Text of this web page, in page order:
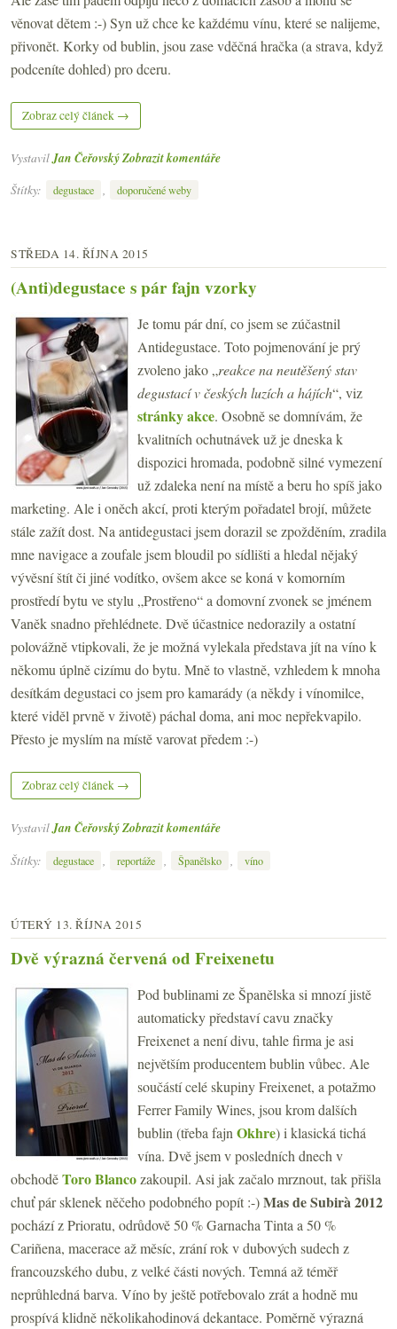
věnovat dětem :-) Syn už chce ke každému vínu, které se nalijeme,
přivonět. Korky od bublin, jsou zase vděčná hračka (a strava, když
podceníte dohled) pro dceru.
Zobraz celý článek →
Vystavil Jan ČeřovskýZobrazit komentáře
Štítky:
degustace , doporučené weby
STŘEDA 14. ŘÍJNA 2015
(Anti)degustace s pár fajn vzorky
Je tomu pár dní, co jsem se zúčastnil
Antidegustace. Toto pojmenování je prý
zvoleno jako „reakce na neutěšený stav
degustací v českých luzích a hájích“, viz
stránky akce. Osobně se domnívám, že
kvalitních ochutnávek už je dneska k
dispozici hromada, podobně silné vymezení
už zdaleka není na místě a beru ho spíš jako
marketing. Ale i oněch akcí, proti kterým pořadatel brojí, můžete
stále zažít dost. Na antidegustaci jsem dorazil se zpožděním, zradila
mne navigace a zoufale jsem bloudil po sídlišti a hledal nějaký
vývěsní štít či jiné vodítko, ovšem akce se koná v komorním
prostředí bytu ve stylu „Prostřeno“ a domovní zvonek se jménem
Vaněk snadno přehlédnete. Dvě účastnice nedorazily a ostatní
polovážně vtipkovali, že je možná vylekala představa jít na víno k
někomu úplně cizímu do bytu. Mně to vlastně, vzhledem k mnoha
desítkám degustaci co jsem pro kamarády (a někdy i vínomilce,
které viděl prvně v životě) páchal doma, ani moc nepřekvapilo.
Přesto je myslím na místě varovat předem :-)
Zobraz celý článek →
VystavilJan ČeřovskýZobrazit komentáře
Štítky:
degustace reportáže Španělsko víno
ÚTERÝ 13. ŘÍJNA 2015
Dvě výrazná červená od Freixenetu
Pod bublinami ze Španělska si mnozí jistě
automaticky představí cavu značky
Freixenet a není divu, tahle firma je asi
největším producentem bublin vůbec. Ale
součástí celé skupiny Freixenet, a potažmo
Ferrer Family Wines, jsou krom dalších
bublin (třeba fajn Okhre) i klasická tichá
vína. Dvě jsem v posledních dnech v
obchoděToro Blancozakoupil. Asi jak začalo mrznout, tak přišla
chuť pár sklenek něčeho podobného popít :-)Mas de Subirà 2012
pochází z Prioratu, odrůdově 50 % Garnacha Tinta a 50 %
Cariñena, macerace až měsíc, zrání rok v dubových sudech z
francouzského dubu, z velké části nových. Temná až téměř
neprůhledná barva. Víno by ještě potřebovalo zrát a hodně mu
prospívá klidně několikahodinová dekantace. Poměrně výrazná